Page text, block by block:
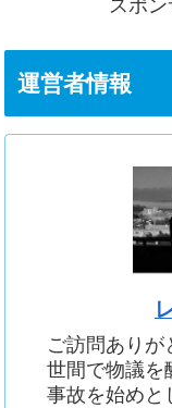
スポン
運営者情報
ご訪問ありが
世間で物議を
事故を始めと